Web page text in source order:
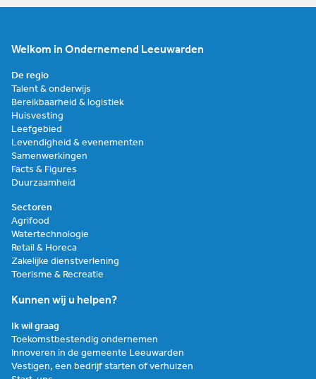
Welkom in Ondernemend Leeuwarden
De regio
Talent & onderwijs
Bereikbaarheid & logistiek
Huisvesting
Leefgebied
Levendigheid & evenementen
Samenwerkingen
Facts & Figures
Duurzaamheid
Sectoren
Agrifood
Watertechnologie
Retail & Horeca
Zakelijke dienstverlening
Toerisme & Recreatie
Kunnen wij u helpen?
Ik wil graag
Toekomstbestendig ondernemen
Innoveren in de gemeente Leeuwarden
Vestigen, een bedrijf starten of verhuizen